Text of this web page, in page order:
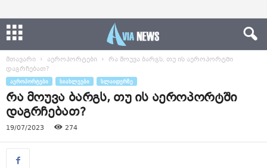
მთავარი აეროპორტები
რა მოუვა ბარგს, თუ ის აეროპორტში
დაგრჩებათ?
ᲐᲔᲠᲝᲞᲝᲠᲢᲔᲑᲘ ᲡᲘᲐᲮᲚᲔᲔᲑᲘ ᲡᲚᲐᲘᲓᲔᲠᲖᲔ
რა მოუვა ბარგს, თუ ის აეროპორტში
დაგრჩებათ?
19/07/2023 274